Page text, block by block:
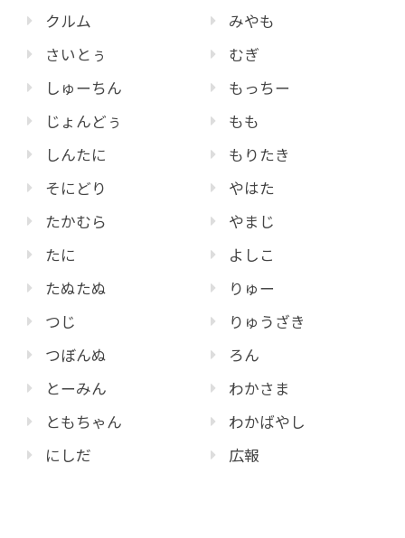
クルム
さいとぅ
しゅーちん
じょんどぅ
しんたに
そにどり
たかむら
たに
たぬたぬ
つじ
つぼんぬ
とーみん
ともちゃん
にしだ
みやも
むぎ
もっちー
もも
もりたき
やはた
やまじ
よしこ
りゅー
りゅうざき
ろん
わかさま
わかばやし
広報